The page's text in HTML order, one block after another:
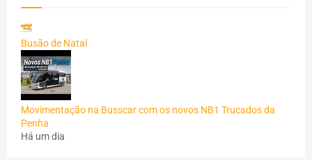
Busão de Natal
Movimentação na Busscar com os novos NB1 Trucados da
Penha
Há um dia